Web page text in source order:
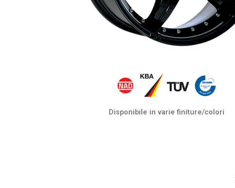
Disponibile in varie finiture/colori